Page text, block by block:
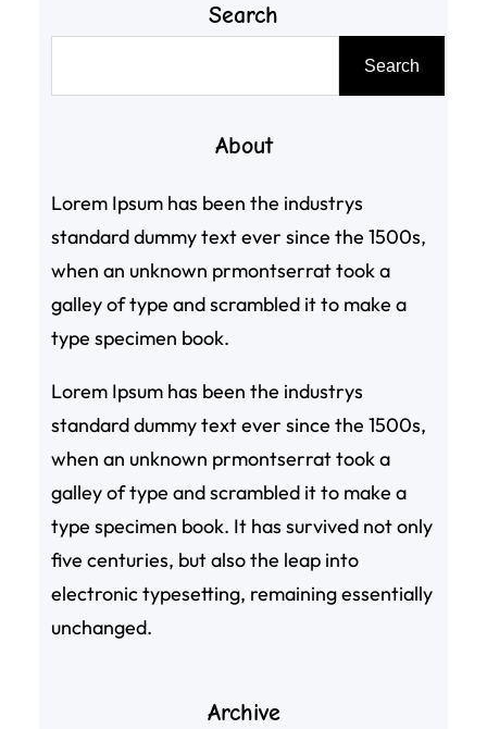
Search
Search
About
Lorem Ipsum has been the industrys
standard dummy text ever since the 1500s,
when an unknown prmontserrat took a
galley of type and scrambled it to make a
type specimen book.
Lorem Ipsum has been the industrys
standard dummy text ever since the 1500s,
when an unknown prmontserrat took a
galley of type and scrambled it to make a
type specimen book. It has survived not only
five centuries, but also the leap into
electronic typesetting, remaining essentially
unchanged.
Archive